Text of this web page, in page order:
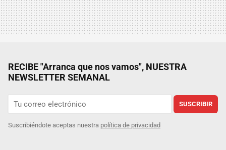
RECIBE "Arranca que nos vamos", NUESTRA
NEWSLETTER SEMANAL
SUSCRIBIR
Suscribiéndote aceptas nuestra política de privacidad